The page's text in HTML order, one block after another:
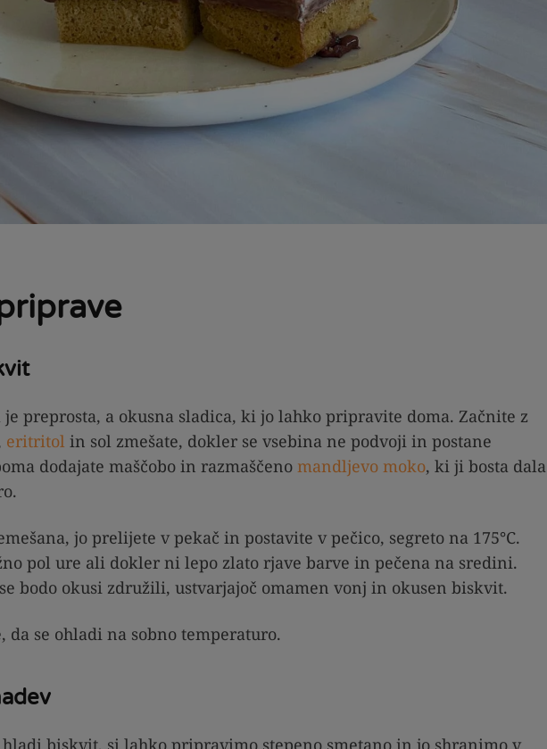
je preprosta, a okusna sladica, ki jo lahko pripravite doma. Začnite z
eritritol in sol zmešate, dokler se vsebina ne podvoji in postane
dodajate maščobo in razmaščeno mandljevo moko, ki ji bosta dala
jo prelijete v pekač in postavite v pečico, segreto na 175°C.
pol ure ali dokler ni lepo zlato rjave barve in pečena na sredini.
bodo okusi združili, ustvarjajoč omamen vonj in okusen biskvit.
da se ohladi na sobno temperaturo.
hladi biskvit, si lahko pripravimo stepeno smetano in jo shranimo v